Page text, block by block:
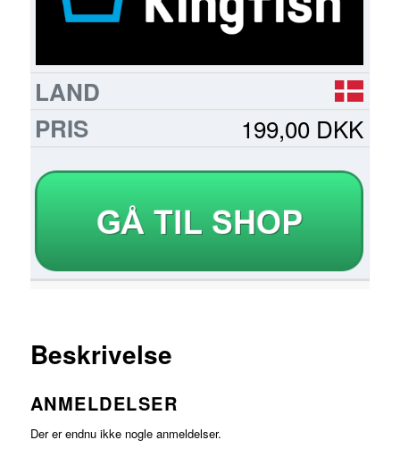
199,00 DKK
Beskrivelse
ANMELDELSER
Der er endnu ikke nogle anmeldelser.